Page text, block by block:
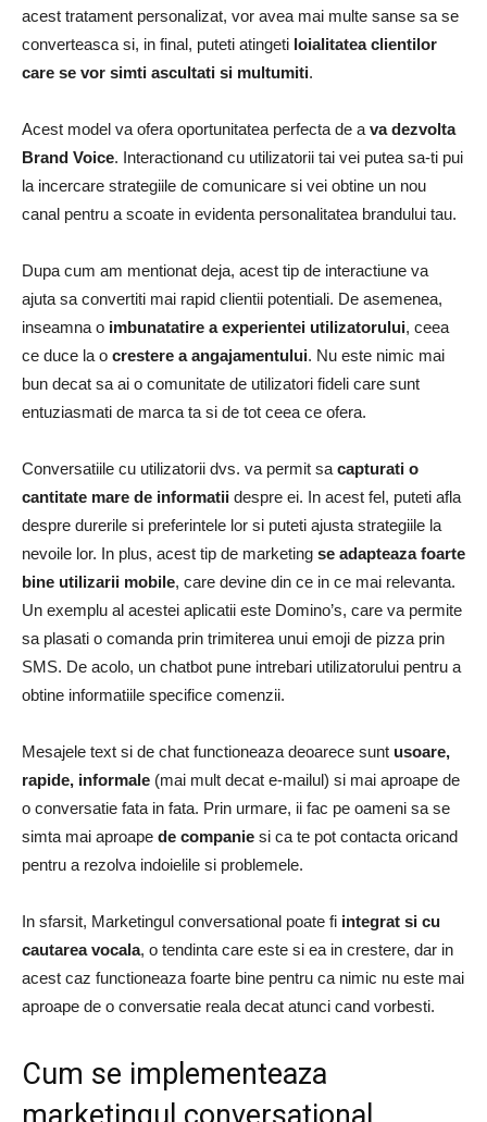
acest tratament personalizat, vor avea mai multe sanse sa se
converteasca si, in final, puteti atingeti loialitatea clientilor
care se vor simti ascultati si multumiti.
Acest model va ofera oportunitatea perfecta de a va dezvolta
Brand Voice. Interactionand cu utilizatorii tai vei putea sa-ti pui
la incercare strategiile de comunicare si vei obtine un nou
canal pentru a scoate in evidenta personalitatea brandului tau.
Dupa cum am mentionat deja, acest tip de interactiune va
ajuta sa convertiti mai rapid clientii potentiali. De asemenea,
inseamna o imbunatatire a experientei utilizatorului, ceea
ce duce la o crestere a angajamentului. Nu este nimic mai
bun decat sa ai o comunitate de utilizatori fideli care sunt
entuziasmati de marca ta si de tot ceea ce ofera.
Conversatiile cu utilizatorii dvs. va permit sa capturati o
cantitate mare de informatii despre ei. In acest fel, puteti afla
despre durerile si preferintele lor si puteti ajusta strategiile la
nevoile lor. In plus, acest tip de marketing se adapteaza foarte
bine utilizarii mobile, care devine din ce in ce mai relevanta.
Un exemplu al acestei aplicatii este Domino’s, care va permite
sa plasati o comanda prin trimiterea unui emoji de pizza prin
SMS. De acolo, un chatbot pune intrebari utilizatorului pentru a
obtine informatiile specifice comenzii.
Mesajele text si de chat functioneaza deoarece sunt usoare,
rapide, informale (mai mult decat e-mailul) si mai aproape de
o conversatie fata in fata. Prin urmare, ii fac pe oameni sa se
simta mai aproape de companie si ca te pot contacta oricand
pentru a rezolva indoielile si problemele.
In sfarsit, Marketingul conversational poate fi integrat si cu
cautarea vocala, o tendinta care este si ea in crestere, dar in
acest caz functioneaza foarte bine pentru ca nimic nu este mai
aproape de o conversatie reala decat atunci cand vorbesti.
Cum se implementeaza